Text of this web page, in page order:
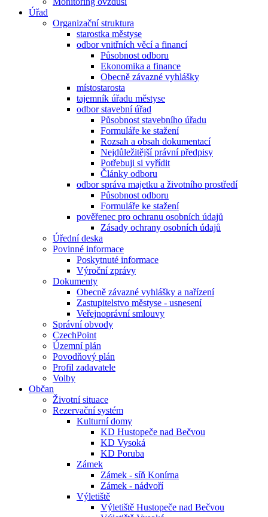
Úřad
Organizační struktura
starostka městyse
odbor vnitřních věcí a financí
Působnost odboru
Ekonomika a finance
Obecně závazné vyhlášky
místostarosta
tajemník úřadu městyse
odbor stavební úřad
Působnost stavebního úřadu
Formuláře ke stažení
Rozsah a obsah dokumentací
Nejdůležitější právní předpisy
Potřebuji si vyřídit
Články odboru
odbor správa majetku a životního prostředí
Působnost odboru
Formuláře ke stažení
pověřenec pro ochranu osobních údajů
Zásady ochrany osobních údajů
Úřední deska
Povinné informace
Poskytnuté informace
Výroční zprávy
Dokumenty
Obecně závazné vyhlášky a nařízení
Zastupitelstvo městyse - usnesení
Veřejnoprávní smlouvy
Správní obvody
CzechPoint
Územní plán
Povodňový plán
Profil zadavatele
Volby
Občan
Životní situace
Rezervační systém
Kulturní domy
KD Hustopeče nad Bečvou
KD Vysoká
KD Poruba
Zámek
Zámek - síň Konírna
Zámek - nádvoří
Výletiště
Výletiště Hustopeče nad Bečvou